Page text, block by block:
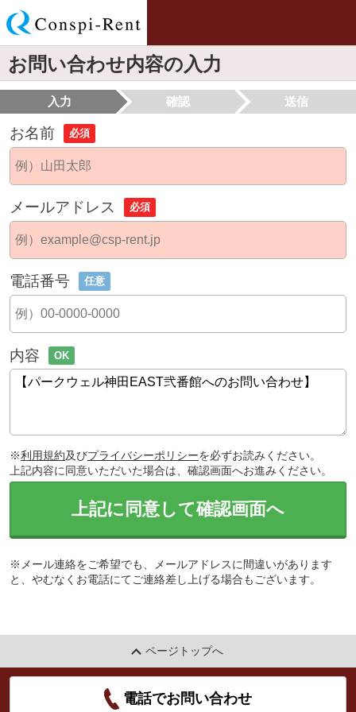
お問い合わせ内容の入力
入力 確認 送信
お名前 必須
メールアドレス 必須
電話番号 任意
内容 OK
※利用規約及びプライバシーポリシーを必ずお読みください。
上記内容に同意いただいた場合は、確認画面へお進みください。
上記に同意して確認画面へ
※メール連絡をご希望でも、メールアドレスに間違いがあります
と、やむなくお電話にてご連絡差し上げる場合もございます。
ページトップへ
電話でお問い合わせ